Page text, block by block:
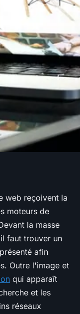
une
web reçoivent la
moteurs de
la masse
faut trouver un
afin
Outre l'image et
qui apparaît
et les
réseaux